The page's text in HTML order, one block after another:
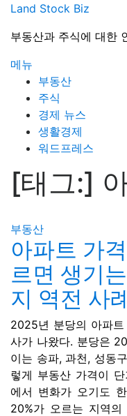
Land Stock Biz
부동산과 주식에 대한
메뉴
부동산
주식
경제 뉴스
생활경제
워드프레스
[태그:]
부동산
아파트 가
르면 생기
지 역전 사
2025년 분당의 아파
사가 나왔다. 분당은
이는 송파, 과천, 성동
렇게 부동산 가격이
에서 변화가 오기도
20%가 오르는 지역